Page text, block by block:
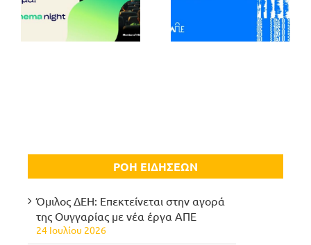
ΡΟΗ ΕΙΔΗΣΕΩΝ
Όμιλος ΔΕΗ: Επεκτείνεται στην αγορά
της Ουγγαρίας με νέα έργα ΑΠΕ
24 Ιουλίου 2026